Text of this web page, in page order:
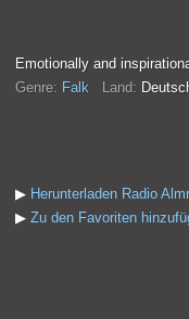
Emotionally and
Genre: Falk Land:
▶ Herunterladen Radio
▶ Zu den Favoriten